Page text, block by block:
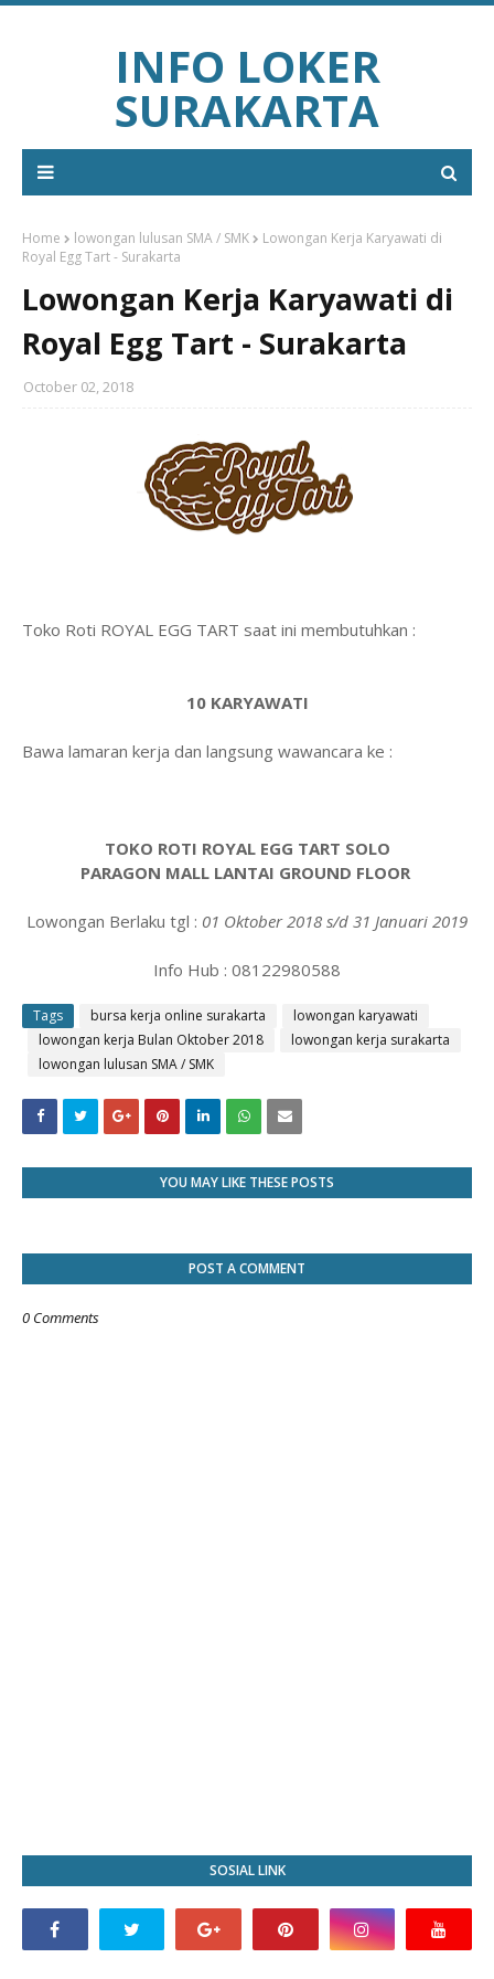
INFO LOKER
SURAKARTA
Home lowongan lulusan SMA / SMK
Lowongan Kerja Karyawati di
Royal Egg Tart - Surakarta
Lowongan Kerja Karyawati di
Royal Egg Tart - Surakarta
October 02, 2018
Toko Roti ROYAL EGG TART saat ini membutuhkan :
10 KARYAWATI
Bawa lamaran kerja dan langsung wawancara ke :
TOKO ROTI ROYAL EGG TART SOLO
PARAGON MALL LANTAI GROUND FLOOR
Lowongan Berlaku tgl : 01 Oktober 2018 s/d 31 Januari 2019
Info Hub : 08122980588
Tags bursa kerja online surakarta
lowongan karyawati
lowongan kerja Bulan Oktober 2018
lowongan kerja surakarta
lowongan lulusan SMA / SMK
YOU MAY LIKE THESE POSTS
POST A COMMENT
0 Comments
SOSIAL LINK